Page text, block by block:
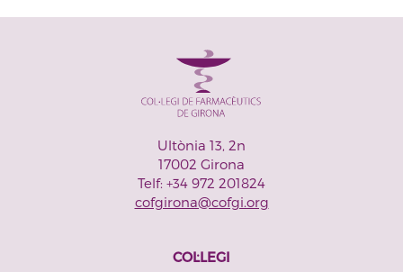
Ultònia 13, 2n
17002 Girona
Telf: +34 972 201824
cofgirona@cofgi.org
COL·LEGI